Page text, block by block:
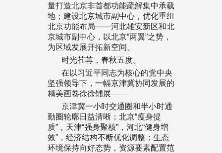
量打造北京非首都功能疏解集中承载
地；建设北京城市副中心，优化重组
北京功能布局——河北雄安新区和北
京城市副中心，以北京“两翼”之势，
为区域发展开拓新空间。
时光荏苒，春秋五度。
在以习近平同志为核心的党中央
坚强领导下，一幅京津冀协同发展的
精美画卷徐徐铺展——
京津冀一小时交通圈和半小时通
勤圈轮廓日益清晰；北京“瘦身提
质”，天津“强身聚核”，河北“健身增
效”，经济结构不断优化调整；生态
环境保持向好态势，资源要素配置范